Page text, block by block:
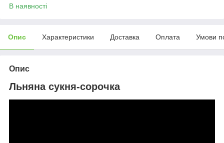
В наявності
Опис Характеристики Доставка Оплата Умови
Опис
Льняна сукня-сорочка